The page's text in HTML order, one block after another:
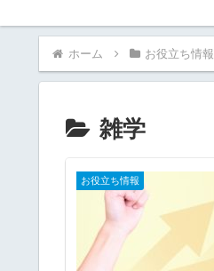
ホーム お役立ち情報
雑学
お役立ち情報